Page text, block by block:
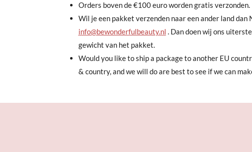
Orders boven de €100 euro worden gratis verzonden.
Wil je een pakket verzenden naar een ander land
info@bewonderfulbeauty.nl . Dan doen wij ons
gewicht van het pakket.
Would you like to ship a package to another EU
& country, and we will do are best to see if we can